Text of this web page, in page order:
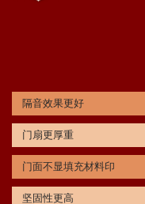
隔音效果更好
门扇更厚重
门面不显填充材料印
坚固性更高